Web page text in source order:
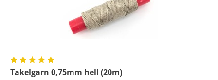
Takelgarn 0,75mm hell (20m)